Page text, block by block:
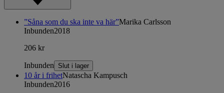
”Såna som du ska inte va här”Marika Carlsson
Inbunden2018
206 kr
Inbunden Slut i lager
10 år i frihetNatascha Kampusch
Inbunden2016